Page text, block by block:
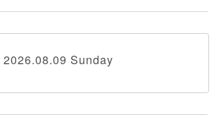
2026.08.09 Sunday